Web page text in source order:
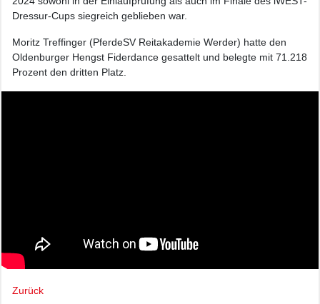
Dressur-Cups siegreich geblieben war.
Moritz Treffinger (PferdeSV Reitakademie Werder) hatte den
Oldenburger Hengst Fiderdance gesattelt und belegte mit 71.218
Prozent den dritten Platz.
Zurück